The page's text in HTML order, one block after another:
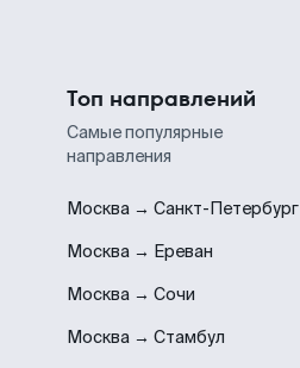
Топ направлений
Самые популярные
направления
Москва → Санкт-Петербург
Москва → Ереван
Москва → Сочи
Москва → Стамбул